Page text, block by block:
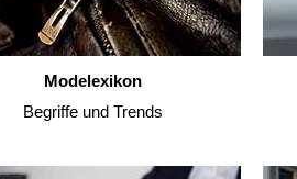
Modelexikon
Begriffe und Trends